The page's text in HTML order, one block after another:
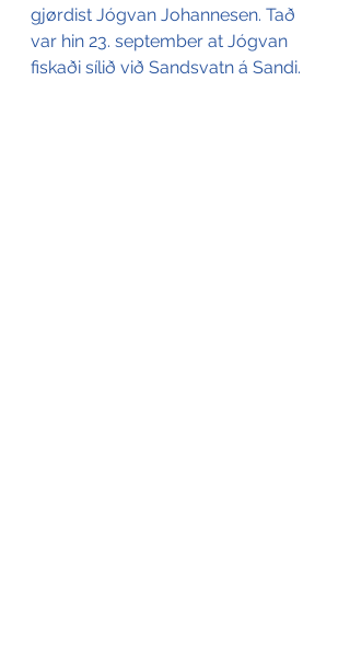
gjørdist Jógvan Johannesen. Tað
var hin 23. september at Jógvan
fiskaði sílið við Sandsvatn á Sandi.